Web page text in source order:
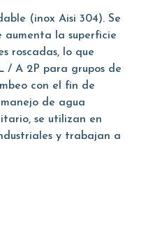
(inox Aisi 304). Se
aumenta la superficie
roscadas, lo que
/ A 2P para grupos de
con el fin de
de agua
se utilizan en
y trabajan a